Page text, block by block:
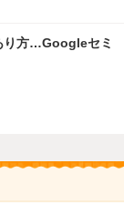
り方…Googleセミ